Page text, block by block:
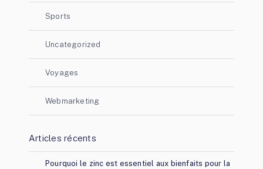
Sports
Uncategorized
Voyages
Webmarketing
Articles récents
Pourquoi le zinc est essentiel aux bienfaits pour la